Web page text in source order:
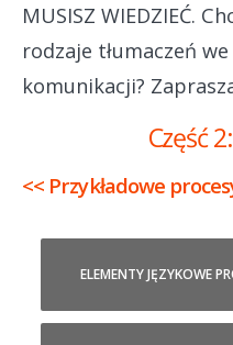
MUSISZ WIEDZIEĆ.
rodzaje tłumaczeń
komunikacji?
Część
<< Przykładowe
ELEMENTY JĘZYKOWE